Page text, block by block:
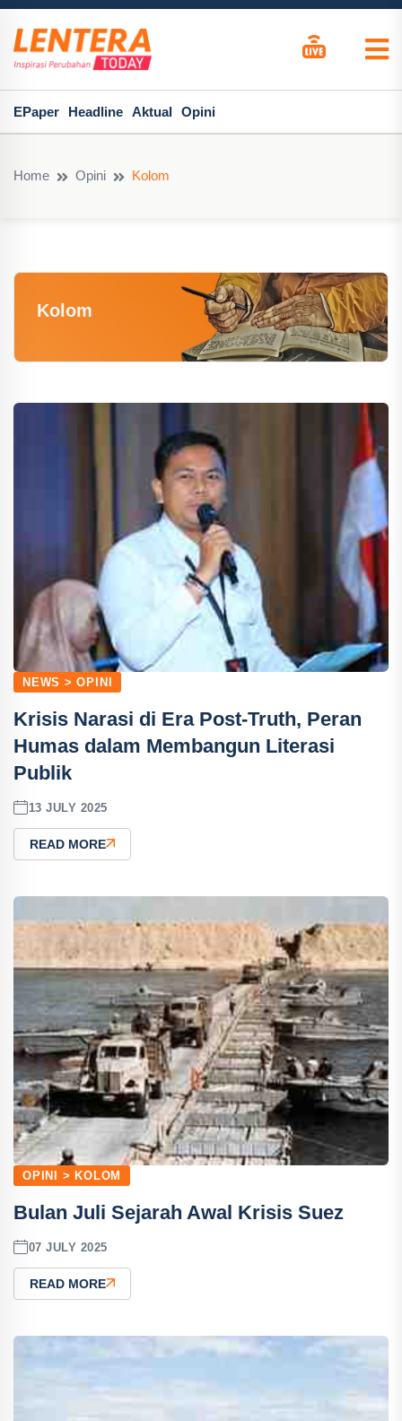
EPaper Headline Aktual Opini
Home Opini Kolom
Kolom
NEWS > OPINI
Krisis Narasi di Era Post-Truth, Peran
Humas dalam Membangun Literasi
Publik
13 JULY 2025
READ MORE
OPINI > KOLOM
Bulan Juli Sejarah Awal Krisis Suez
07 JULY 2025
READ MORE